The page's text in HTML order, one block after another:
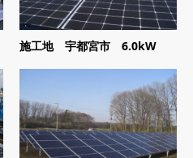
施工地 宇都宮市 6.0kW